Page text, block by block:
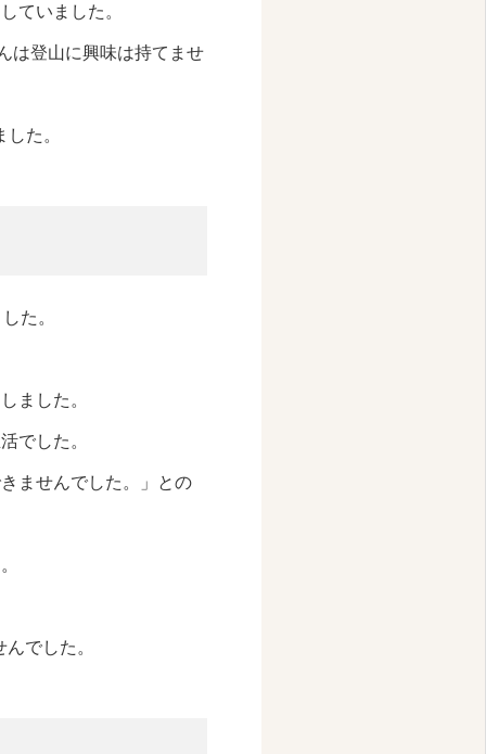
ていました。
は登山に興味は持てませ
た。
た。
ました。
でした。
ませんでした。」との
でした。